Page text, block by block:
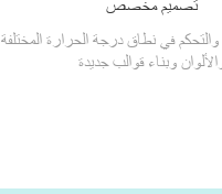
تصميم مخصص
في نطاق درجة الحرارة المختلفة
وبناء قوالب جديدة